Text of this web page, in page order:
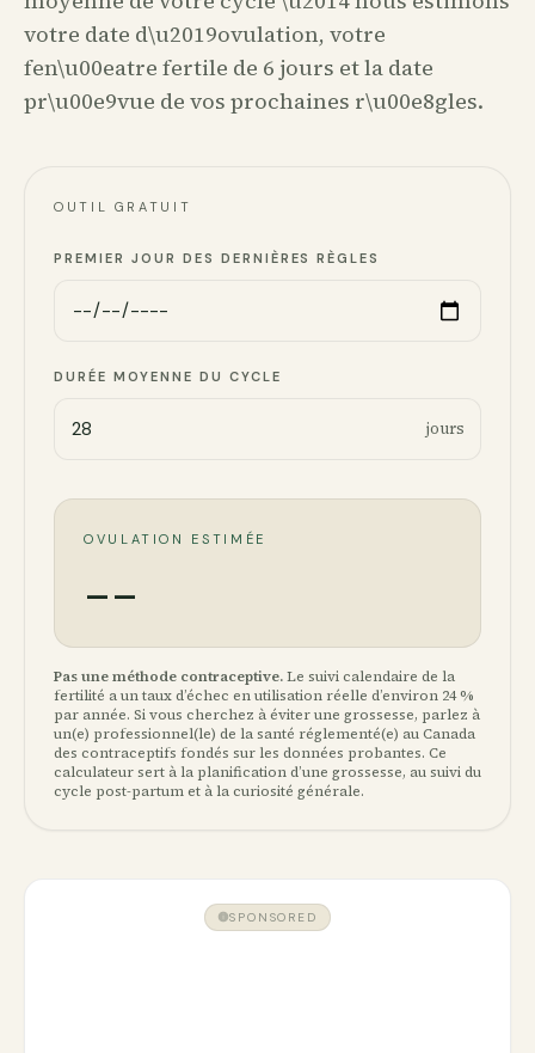
votre date d\u2019ovulation, votre
fen\u00eatre fertile de 6 jours et la date
pr\u00e9vue de vos prochaines r\u00e8gles.
OUTIL GRATUIT
PREMIER JOUR DES DERNIÈRES RÈGLES
DURÉE MOYENNE DU CYCLE
jours
OVULATION ESTIMÉE
--
Pas une méthode contraceptive.Le suivi calendaire de la
fertilité a un taux d’échec en utilisation réelle d’environ 24 %
par année. Si vous cherchez à éviter une grossesse, parlez à
un(e) professionnel(le) de la santé réglementé(e) au Canada
des contraceptifs fondés sur les données probantes. Ce
calculateur sert à la planification d’une grossesse, au suivi du
cycle post-partum et à la curiosité générale.
SPONSORED